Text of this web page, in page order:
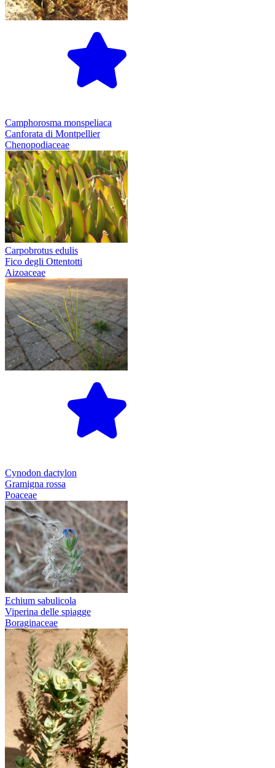
Camphorosma monspeliaca
Canforata di Montpellier
Chenopodiaceae
Carpobrotus edulis
Fico degli Ottentotti
Aizoaceae
Cynodon dactylon
Gramigna rossa
Poaceae
Echium sabulicola
Viperina delle spiagge
Boraginaceae